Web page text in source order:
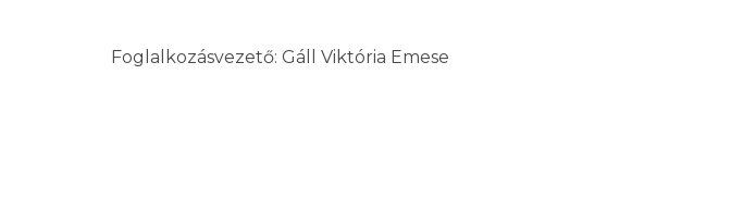
Foglalkozásvezető: Gáll Viktória Emese